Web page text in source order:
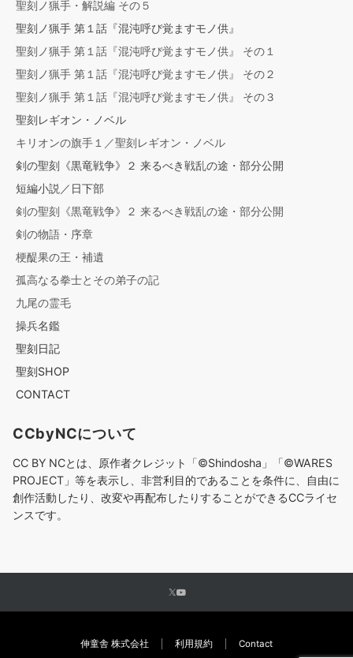
聖刻ノ猟手・解説編 その５
聖刻ノ猟手 第１話『混沌呼び覚ますモノ供』
聖刻ノ猟手 第１話『混沌呼び覚ますモノ供』 その１
聖刻ノ猟手 第１話『混沌呼び覚ますモノ供』 その２
聖刻ノ猟手 第１話『混沌呼び覚ますモノ供』 その３
聖刻レギオン・ノベル
キリオンの旗手１／聖刻レギオン・ノベル
剣の聖刻《黒竜戦争》２ 来るべき戦乱の途・部分公開
短編小説／日下部
剣の聖刻《黒竜戦争》２ 来るべき戦乱の途・部分公開
剣の物語・序章
梗醍果の王・補遺
孤高なる拳士とその弟子の記
九尾の霊毛
操兵名鑑
聖刻日記
聖刻SHOP
CONTACT
CCbyNCについて
CC BY NCとは、原作者クレジット「©︎Shindosha」「©︎WARES
PROJECT」等を表示し、非営利目的であることを条件に、自由に
創作活動したり、改変や再配布したりすることができるCCライセ
ンスです。
伸童舎 株式会社 利用規約 Contact